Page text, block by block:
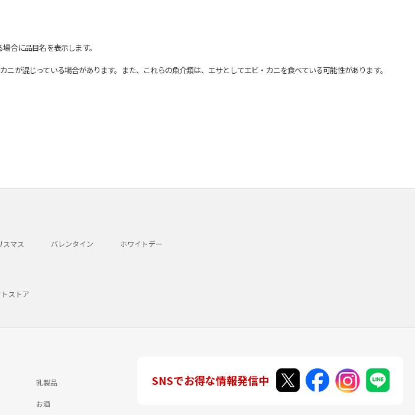
合に品目名を表示します。
混じっている場合があります。また、これらの魚介類は、エサとしてエビ・カニを食べている可能性があります。
スマス バレンタイン ホワイトデー
ストア
乳製品
お酒
SNSでお得な情報発信中